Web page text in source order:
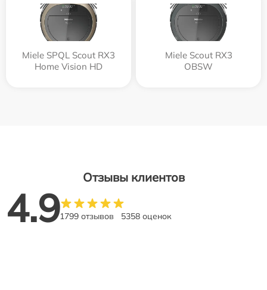
Miele SPQL Scout RX3
Home Vision HD
Miele Scout RX3
OBSW
Отзывы клиентов
4.91799 отзывов 5358 оценок